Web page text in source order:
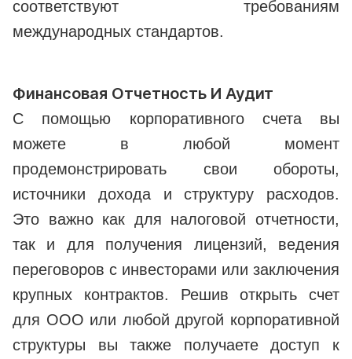
соответствуют требованиям
международных стандартов.
Финансовая Отчетность И Аудит
С помощью корпоративного счета вы
можете в любой момент
продемонстрировать свои обороты,
источники дохода и структуру расходов.
Это важно как для налоговой отчетности,
так и для получения лицензий, ведения
переговоров с инвесторами или заключения
крупных контрактов. Решив открыть счет
для ООО или любой другой корпоративной
структуры вы также получаете доступ к